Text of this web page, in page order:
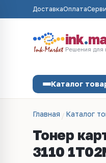
ДоставкаОплата
ink.
Решения для
Каталог
Главная Каталог
Тонер
3110